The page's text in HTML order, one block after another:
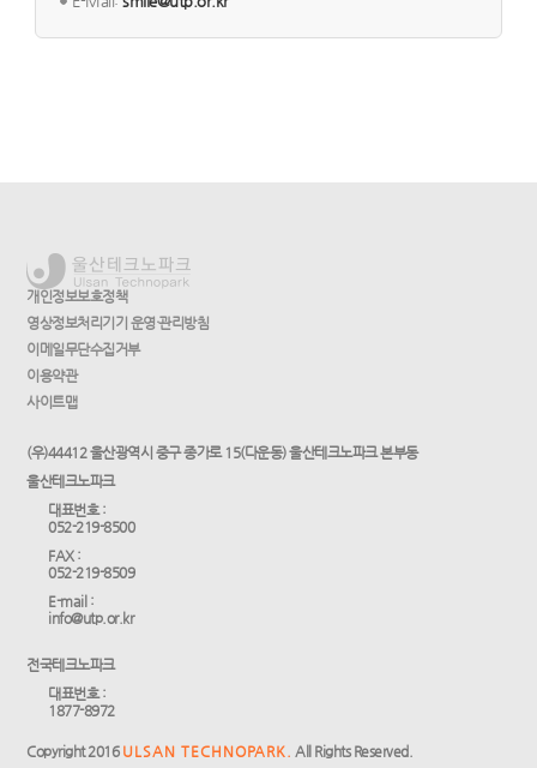
개인정보보호정책
영상정보처리기기 운영·관리방침
이메일무단수집거부
이용약관
사이트맵
(우)44412 울산광역시 중구 종가로 15(다운동) 울산테크노파크 본부동
울산테크노파크
대표번호 :
052-219-8500
FAX :
052-219-8509
E-mail :
info@utp.or.kr
전국테크노파크
대표번호 :
1877-8972
Copyright 2016 ULSAN TECHNOPARK. All Rights Reserved.